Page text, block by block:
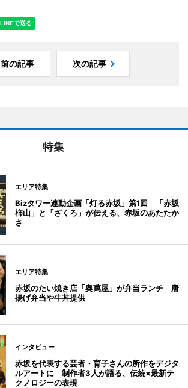
前の記事 次の記事
特集
エリア特集
Bizタワー連動企画「灯る赤坂」第1回 「赤坂
柿山」と「ざくろ」が伝える、赤坂のあたたか
さ
エリア特集
赤坂のたい焼き店「奥萬屋」が弁当ランチ 唐
揚げ弁当や牛丼提供
インタビュー
赤坂を代表する芸者・育子さんの所作をデジタ
ルアートに 制作者3人が語る、伝統×最新テ
クノロジーの表現